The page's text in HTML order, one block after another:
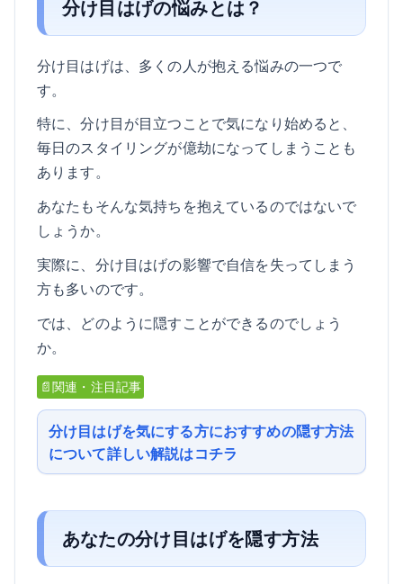
分け目はげの悩みとは？
分け目はげは、多くの人が抱える悩みの一つで
す。
特に、分け目が目立つことで気になり始めると、
毎日のスタイリングが億劫になってしまうことも
あります。
あなたもそんな気持ちを抱えているのではないで
しょうか。
実際に、分け目はげの影響で自信を失ってしまう
方も多いのです。
では、どのように隠すことができるのでしょう
か。
📄関連・注目記事
分け目はげを気にする方におすすめの隠す方法
について詳しい解説はコチラ
あなたの分け目はげを隠す方法